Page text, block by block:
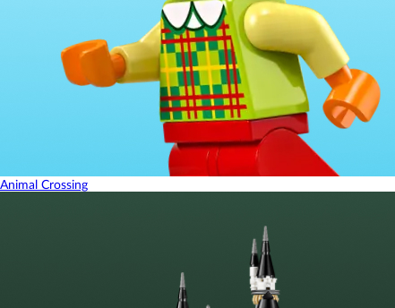
Animal Crossing